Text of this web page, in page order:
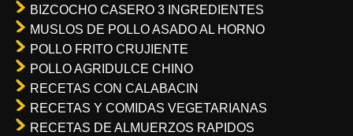
BIZCOCHO CASERO 3 INGREDIENTES
MUSLOS DE POLLO ASADO AL HORNO
POLLO FRITO CRUJIENTE
POLLO AGRIDULCE CHINO
RECETAS CON CALABACIN
RECETAS Y COMIDAS VEGETARIANAS
RECETAS DE ALMUERZOS RAPIDOS